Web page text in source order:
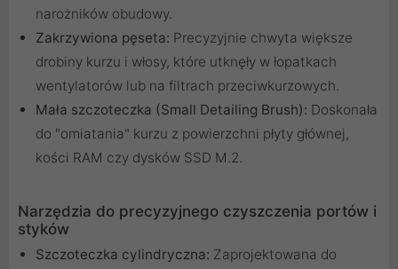
narożników obudowy.
Zakrzywiona pęseta: Precyzyjnie chwyta większe
drobiny kurzu i włosy, które utknęły w łopatkach
wentylatorów lub na filtrach przeciwkurzowych.
Mała szczoteczka (Small Detailing Brush): Doskonała
do "omiatania" kurzu z powierzchni płyty głównej,
kości RAM czy dysków SSD M.2.
Narzędzia do precyzyjnego czyszczenia portów i
styków
Szczoteczka cylindryczna: Zaprojektowana do